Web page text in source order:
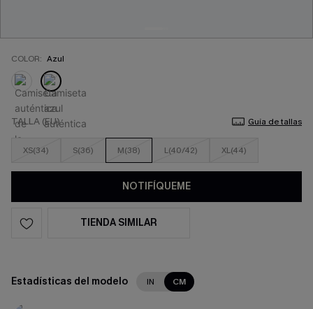
COLOR: Azul
TALLA (EU) Guía de tallas
XS(34) S(36) M(38) L(40/42) XL(44)
NOTIFÍQUEME
TIENDA SIMILAR
Estadísticas del modelo IN CM